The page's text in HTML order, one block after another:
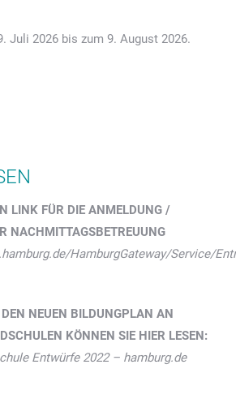
Juli 2026 bis zum 9. August 2026.
LINK FÜR DIE ANMELDUNG /
NACHMITTAGSBETREUUNG
HamburgGateway/Service/
NEUEN BILDUNGPLAN AN
KÖNNEN SIE HIER LESEN:
Entwürfe 2022 – hamburg.de